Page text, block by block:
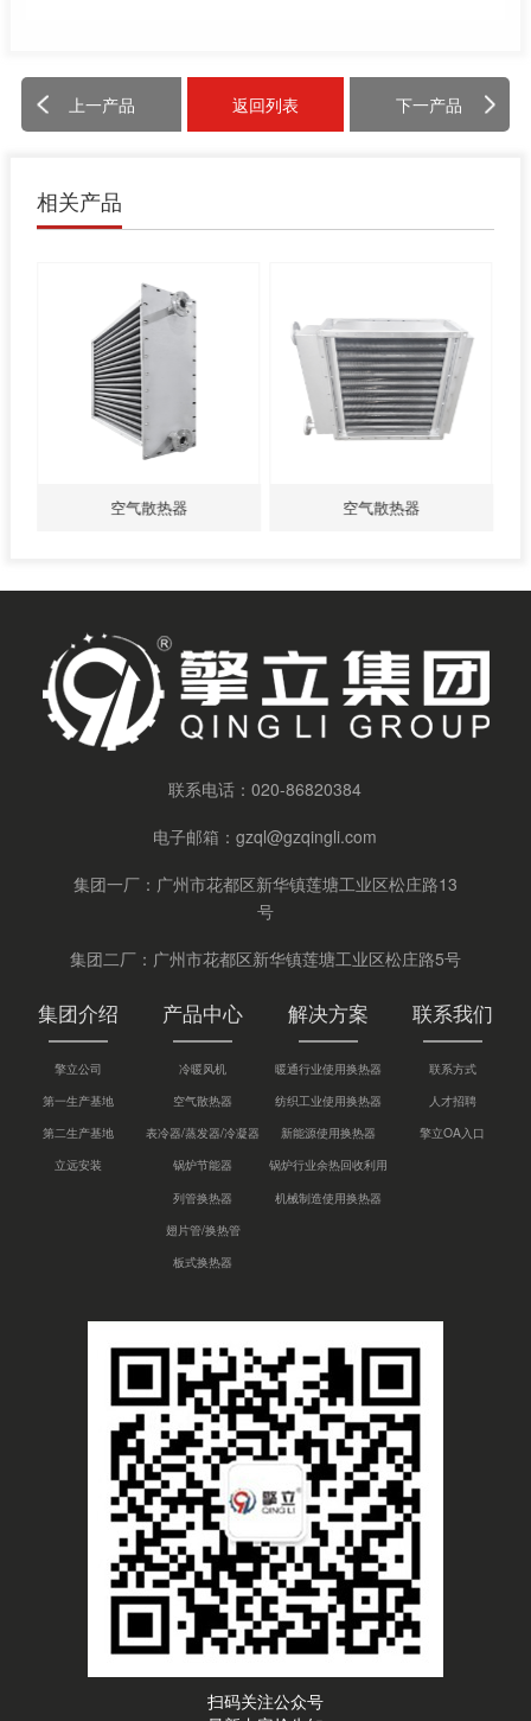
上一产品 返回列表 下一产品
相关产品
空气散热器 空气散热器
联系电话：020-86820384
电子邮箱：gzql@gzqingli.com
集团一厂：广州市花都区新华镇莲塘工业区松庄路13
号
集团二厂：广州市花都区新华镇莲塘工业区松庄路5号
集团介绍
擎立公司
第一生产基地
第二生产基地
立远安装
产品中心
冷暖风机
空气散热器
表冷器/蒸发器/冷凝器
锅炉节能器
列管换热器
翅片管/换热管
板式换热器
解决方案
暖通行业使用换热器
纺织工业使用换热器
新能源使用换热器
锅炉行业余热回收利用
机械制造使用换热器
联系我们
联系方式
人才招聘
擎立OA入口
扫码关注公众号